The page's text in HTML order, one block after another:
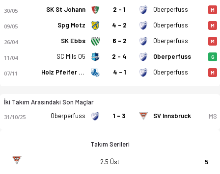
30/05 SK St Johann 2 - 1 Oberperfuss M
09/05 Spg Motz 4 - 2 Oberperfuss M
26/04 SK Ebbs 6 - 2 Oberperfuss M
11/04 SC Mils 05 2 - 4 Oberperfuss G
07/11 Holz Pfeifer Kundl 4 - 1 Oberperfuss M
İki Takım Arasındaki Son Maçlar
31/10/25 Oberperfuss 1 - 3 SV Innsbruck MS
Takım Serileri
2.5 Üst 5